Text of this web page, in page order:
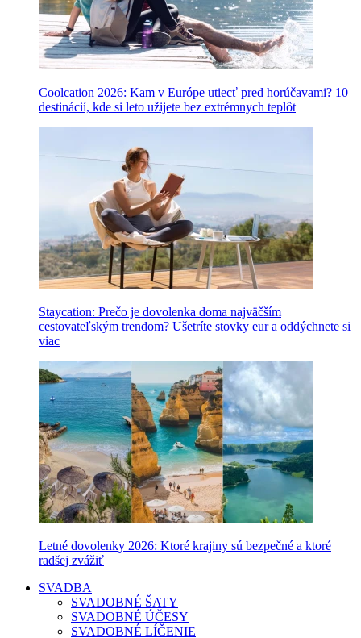
Coolcation 2026: Kam v Európe utiecť pred horúčavami? 10
destinácií, kde si leto užijete bez extrémnych teplôt
Staycation: Prečo je dovolenka doma najväčším
cestovateľským trendom? Ušetríte stovky eur a oddýchnete si
viac
Letné dovolenky 2026: Ktoré krajiny sú bezpečné a ktoré
radšej zvážiť
SVADBA
SVADOBNÉ ŠATY
SVADOBNÉ ÚČESY
SVADOBNÉ LÍČENIE